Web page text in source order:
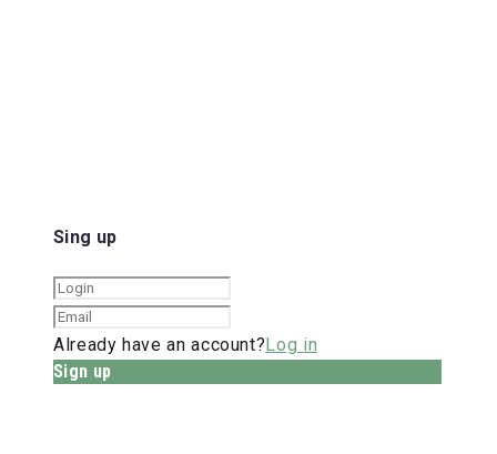
Sing up
Already have an account?Log in
Sign up